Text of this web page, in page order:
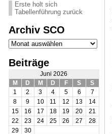
Erste holt sich
Tabellenführung zurück
Archiv SCO
Archiv
SCO
Beiträge
Juni 2026
M
D M D F S
S
1
2 3 4 5 6
7
8
9 10 11 12 13
14
15
16 17 18 19 20
21
22
23 24 25 26 27
28
29
30